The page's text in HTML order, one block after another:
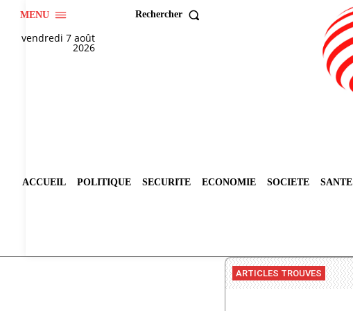
MENU Rechercher
vendredi 7 août
2026
ACCUEIL POLITIQUE SECURITE ECONOMIE SOCIETE SANTE
ARTICLES TROUVES